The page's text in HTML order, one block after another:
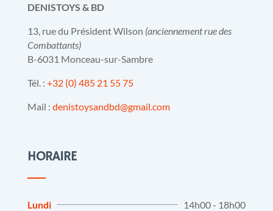
DENISTOYS & BD
13, rue du Président Wilson (anciennement rue des
Combattants)
B-6031 Monceau-sur-Sambre
Tél. : +32 (0) 485 21 55 75
Mail : denistoysandbd@gmail.com
HORAIRE
Lundi
14h00 - 18h00